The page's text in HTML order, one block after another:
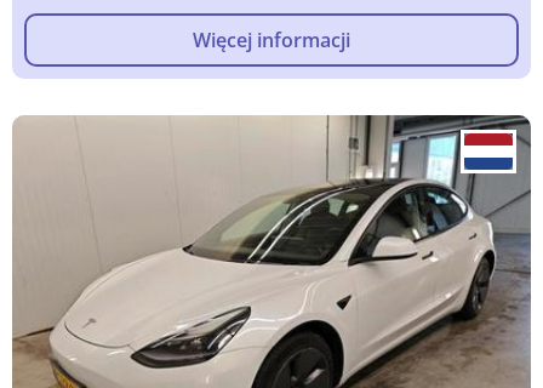
Więcej informacji